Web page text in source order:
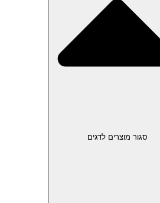
סגור מוצרים לדגים